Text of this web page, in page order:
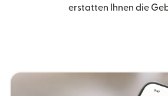
erstatten Ihnen die